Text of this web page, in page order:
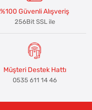
%100 Güvenli Alışveriş
256Bit SSL ile
Müşteri Destek Hattı
0535 611 14 46